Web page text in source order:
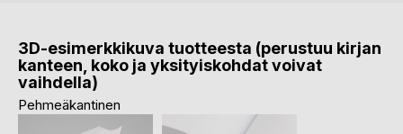
3D-esimerkkikuva tuotteesta (perustuu kirjan
kanteen, koko ja yksityiskohdat voivat
vaihdella)
Pehmeäkantinen